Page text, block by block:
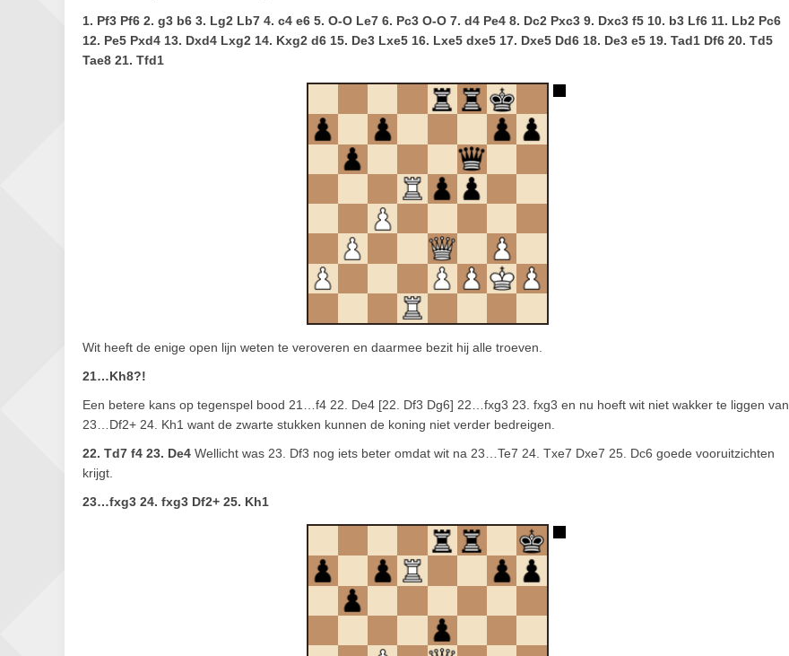
1. Pf3 Pf6 2. g3 b6 3. Lg2 Lb7 4. c4 e6 5. O-O Le7 6. Pc3 O-O 7. d4 Pe4 8. Dc2 Pxc3 9. Dxc3 f5 10. b3 Lf6 11. Lb2 Pc6
12. Pe5 Pxd4 13. Dxd4 Lxg2 14. Kxg2 d6 15. De3 Lxe5 16. Lxe5 dxe5 17. Dxe5 Dd6 18. De3 e5 19. Tad1 Df6 20. Td5
Tae8 21. Tfd1
Wit heeft de enige open lijn weten te veroveren en daarmee bezit hij alle troeven.
21…Kh8?!
Een betere kans op tegenspel bood 21…f4 22. De4 [22. Df3 Dg6] 22…fxg3 23. fxg3 en nu hoeft wit niet wakker te liggen van
23…Df2+ 24. Kh1 want de zwarte stukken kunnen de koning niet verder bedreigen.
22. Td7 f4 23. De4 Wellicht was 23. Df3 nog iets beter omdat wit na 23…Te7 24. Txe7 Dxe7 25. Dc6 goede vooruitzichten
krijgt.
23…fxg3 24. fxg3 Df2+ 25. Kh1